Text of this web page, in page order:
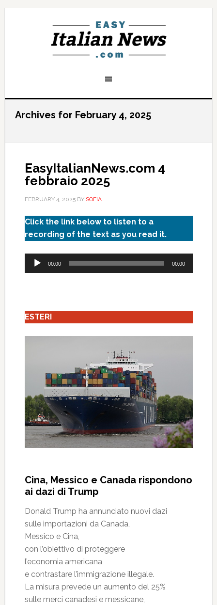
Archives for February 4, 2025
EasyItalianNews.com 4
febbraio 2025
FEBRUARY 4, 2025BY SOFIA
Click the link below to listen to a
recording of the text as you read it.
Audio
Player
00:00 00:00
ESTERI
Cina, Messico e Canada rispondono
ai dazi di Trump
Donald Trump ha annunciato nuovi dazi
sulle importazioni da Canada,
Messico e Cina,
con l’obiettivo di proteggere
l’economia americana
e contrastare l’immigrazione illegale.
La misura prevede un aumento del 25%
sulle merci canadesi e messicane,